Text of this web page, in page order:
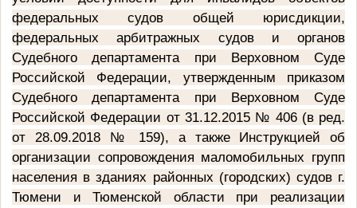
федеральных судов общей юрисдикции,
федеральных арбитражных судов и органов
Судебного департамента при Верховном Суде
Российской Федерации, утвержденным приказом
Судебного департамента при Верховном Суде
Российской Федерации от 31.12.2015 № 406 (в ред.
от 28.09.2018 № 159), а также Инструкцией об
организации сопровождения маломобильных групп
населения в зданиях районных (городских) судов г.
Тюмени и Тюменской области при реализации